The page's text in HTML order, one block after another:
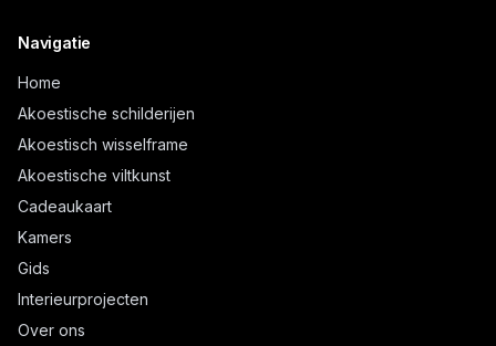
Navigatie
Home
Akoestische schilderijen
Akoestisch wisselframe
Akoestische viltkunst
Cadeaukaart
Kamers
Gids
Interieurprojecten
Over ons